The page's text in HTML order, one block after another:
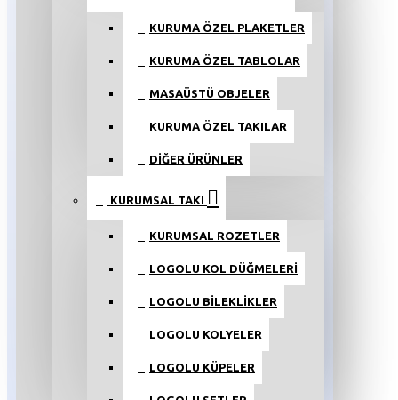
KURUMA ÖZEL PLAKETLER
KURUMA ÖZEL TABLOLAR
MASAÜSTÜ OBJELER
KURUMA ÖZEL TAKILAR
DIĞER ÜRÜNLER
KURUMSAL TAKI
KURUMSAL ROZETLER
LOGOLU KOL DÜĞMELERI
LOGOLU BILEKLIKLER
LOGOLU KOLYELER
LOGOLU KÜPELER